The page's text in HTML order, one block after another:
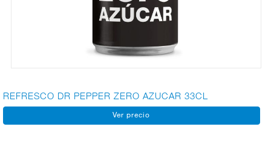
QUESOS
REFRESCO DR PEPPER ZERO AZUCAR 33CL